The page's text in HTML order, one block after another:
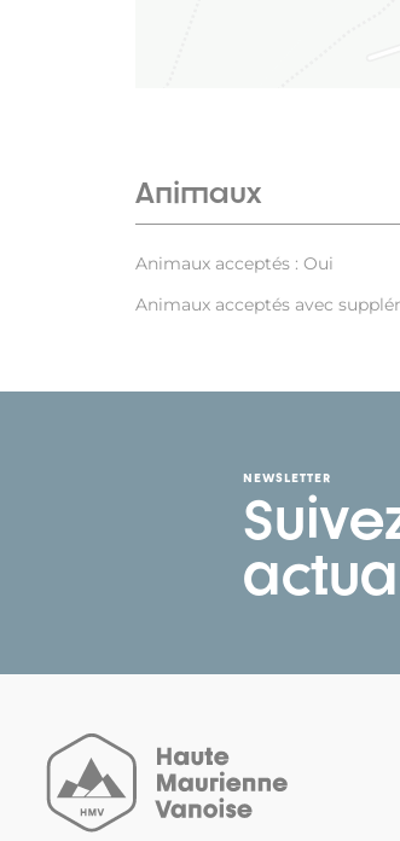
Animaux
Animaux acceptés : Oui
Animaux acceptés avec
NEWSLETTER